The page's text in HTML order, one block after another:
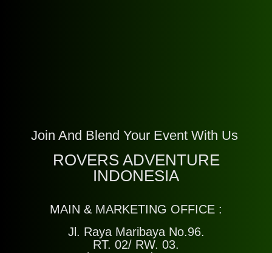
Join And Blend Your Event With Us
ROVERS ADVENTURE
INDONESIA
MAIN & MARKETING OFFICE :
Jl. Raya Maribaya No.96.
RT. 02/ RW. 03.